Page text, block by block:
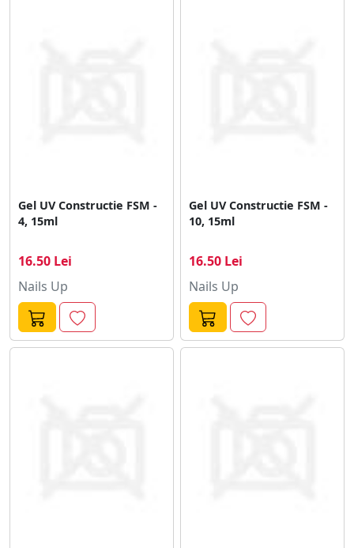
Gel UV Constructie FSM -
4, 15ml
16.50 Lei
Nails Up
Gel UV Constructie FSM -
10, 15ml
16.50 Lei
Nails Up